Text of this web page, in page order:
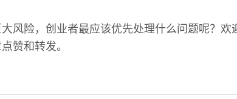
风险，创业者最应该优先处理什么问题呢？欢
赞和转发。